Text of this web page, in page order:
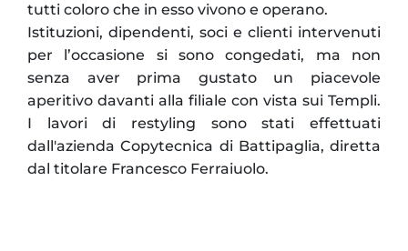
tutti coloro che in esso vivono e operano.
Istituzioni, dipendenti, soci e clienti intervenuti
per l’occasione si sono congedati, ma non
senza aver prima gustato un piacevole
aperitivo davanti alla filiale con vista sui Templi.
I lavori di restyling sono stati effettuati
dall'azienda Copytecnica di Battipaglia, diretta
dal titolare Francesco Ferraiuolo.